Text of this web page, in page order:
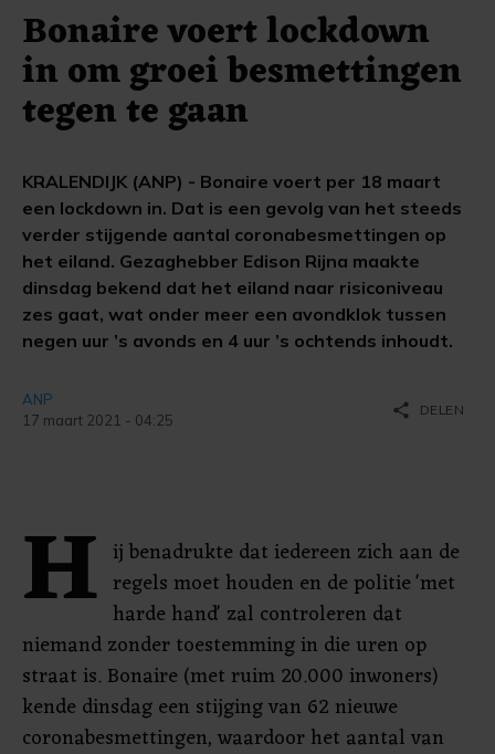
Bonaire voert lockdown
in om groei besmettingen
tegen te gaan
KRALENDIJK (ANP) - Bonaire voert per 18 maart
een lockdown in. Dat is een gevolg van het steeds
verder stijgende aantal coronabesmettingen op
het eiland. Gezaghebber Edison Rijna maakte
dinsdag bekend dat het eiland naar risiconiveau
zes gaat, wat onder meer een avondklok tussen
negen uur ’s avonds en 4 uur ’s ochtends inhoudt.
ANP
17 maart 2021 - 04:25
share DELEN
H ij benadrukte dat iedereen zich aan de
regels moet houden en de politie 'met
harde hand' zal controleren dat
niemand zonder toestemming in die uren op
straat is. Bonaire (met ruim 20.000 inwoners)
kende dinsdag een stijging van 62 nieuwe
coronabesmettingen, waardoor het aantal van